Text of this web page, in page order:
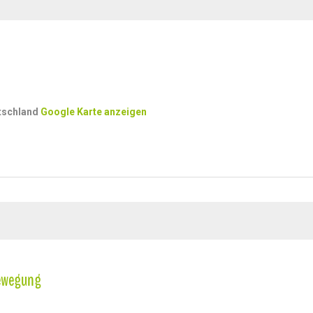
Google Karte anzeigen